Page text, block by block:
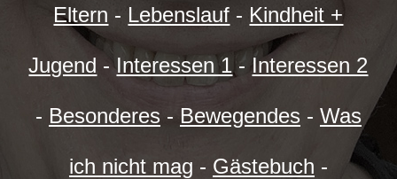
Eltern - Lebenslauf - Kindheit +
Jugend -Interessen 1 -Interessen 2
- Besonderes- Bewegendes- Was
ich nicht mag - Gästebuch -